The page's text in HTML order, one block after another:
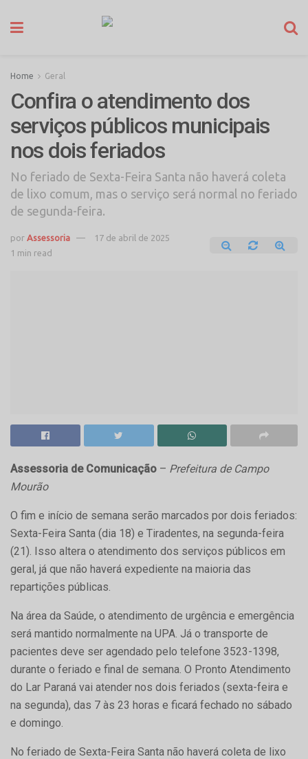
Home Geral
Confira o atendimento dos
serviços públicos municipais
nos dois feriados
No feriado de Sexta-Feira Santa não haverá coleta
de lixo comum, mas o serviço será normal no feriado
de segunda-feira.
por Assessoria
17 de abril de 2025
1 min read
Assessoria de Comunicação – Prefeitura de Campo
Mourão
O fim e início de semana serão marcados por dois feriados:
Sexta-Feira Santa (dia 18) e Tiradentes, na segunda-feira
(21). Isso altera o atendimento dos serviços públicos em
geral, já que não haverá expediente na maioria das
repartições públicas.
Na área da Saúde, o atendimento de urgência e emergência
será mantido normalmente na UPA. Já o transporte de
pacientes deve ser agendado pelo telefone 3523-1398,
durante o feriado e final de semana. O Pronto Atendimento
do Lar Paraná vai atender nos dois feriados (sexta-feira e
na segunda), das 7 às 23 horas e ficará fechado no sábado
e domingo.
No feriado de Sexta-Feira Santa não haverá coleta de lixo